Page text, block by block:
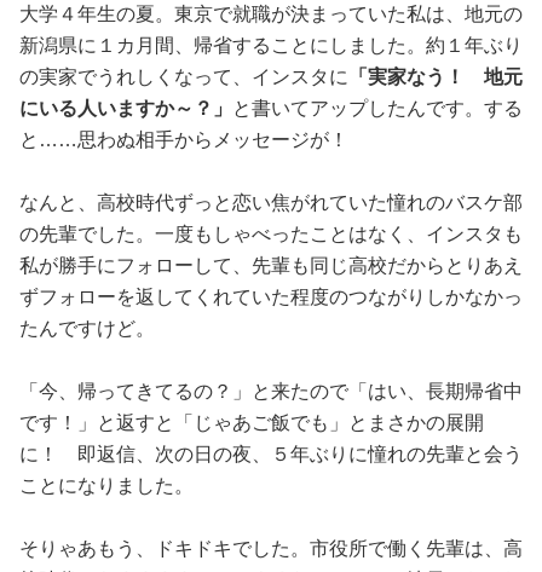
大学４年生の夏。東京で就職が決まっていた私は、地元の
新潟県に１カ月間、帰省することにしました。約１年ぶり
の実家でうれしくなって、インスタに
「実家なう！ 地元
にいる人いますか～？」
と書いてアップしたんです。する
と……思わぬ相手からメッセージが！
なんと、高校時代ずっと恋い焦がれていた憧れのバスケ部
の先輩でした。一度もしゃべったことはなく、インスタも
私が勝手にフォローして、先輩も同じ高校だからとりあえ
ずフォローを返してくれていた程度のつながりしかなかっ
たんですけど。
「今、帰ってきてるの？」と来たので「はい、長期帰省中
です！」と返すと「じゃあご飯でも」とまさかの展開
に！ 即返信、次の日の夜、５年ぶりに憧れの先輩と会う
ことになりました。
そりゃあもう、ドキドキでした。市役所で働く先輩は、高